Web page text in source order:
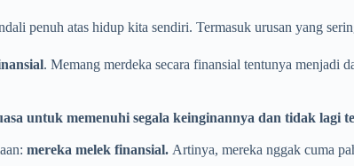
penuh atas hidup kita sendiri. Termasuk urusan yang
. Memang merdeka secara finansial tentunya menjadi
untuk memenuhi segala keinginannya dan tidak lagi
mereka melek finansial. Artinya, mereka nggak cuma